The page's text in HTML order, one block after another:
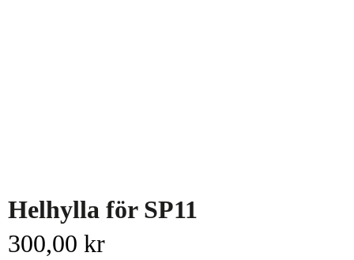
Helhylla för SP11
300,00 kr